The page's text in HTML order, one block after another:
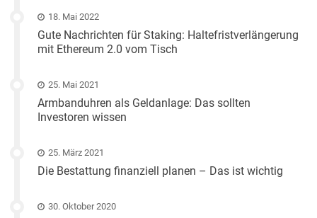
18. Mai 2022
Gute Nachrichten für Staking: Haltefristverlängerung
mit Ethereum 2.0 vom Tisch
25. Mai 2021
Armbanduhren als Geldanlage: Das sollten
Investoren wissen
25. März 2021
Die Bestattung finanziell planen – Das ist wichtig
30. Oktober 2020